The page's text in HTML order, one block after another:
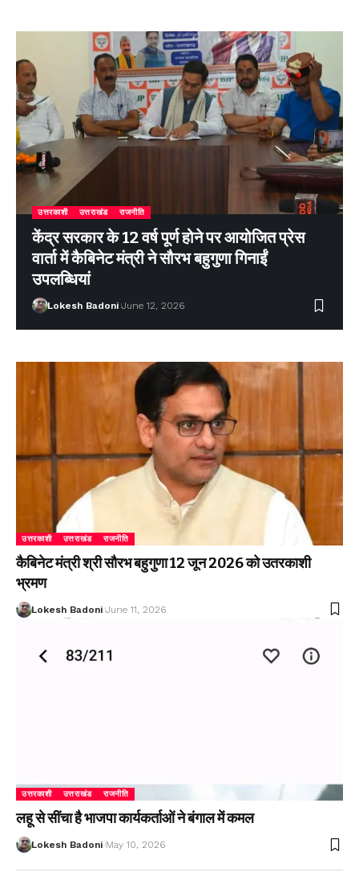
उत्तरकाशी उत्तराखंड राजनीति
केंद्र सरकार के 12 वर्ष पूर्ण होने पर आयोजित प्रेस
वार्ता में कैबिनेट मंत्री ने सौरभ बहुगुणा गिनाईं
उपलब्धियां
Lokesh Badoni June 12, 2026
उत्तरकाशी उत्तराखंड राजनीति
कैबिनेट मंत्री श्री सौरभ बहुगुणा 12 जून 2026 को उतरकाशी
भ्रमण
Lokesh Badoni June 11, 2026
उत्तरकाशी उत्तराखंड राजनीति
लहू से सींचा है भाजपा कार्यकर्ताओं ने बंगाल में कमल
Lokesh Badoni May 10, 2026